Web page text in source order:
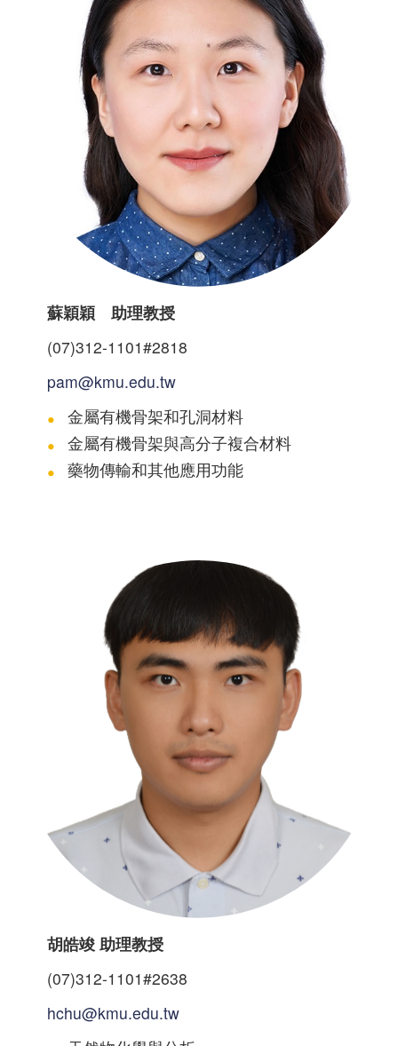
蘇穎穎 助理教授
(07)312-1101#2818
pam@kmu.edu.tw
金屬有機骨架和孔洞材料
金屬有機骨架與高分子複合材料
藥物傳輸和其他應用功能
胡皓竣 助理教授
(07)312-1101#2638
hchu@kmu.edu.tw